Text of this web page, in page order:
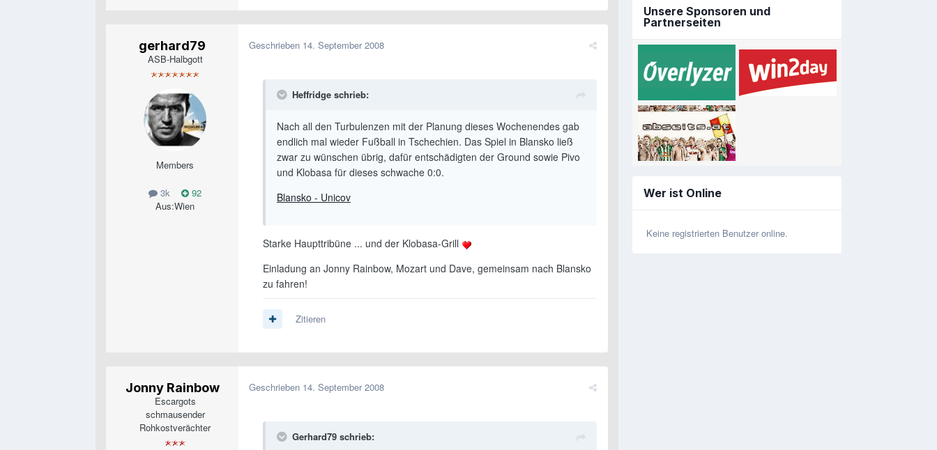
gerhard79
ASB-Halbgott
Members
3k
92
Aus:Wien
Geschrieben 14. September 2008
Heffridge schrieb:
Nach all den Turbulenzen mit der Planung dieses Wochenendes gab
endlich mal wieder Fußball in Tschechien. Das Spiel in Blansko ließ
zwar zu wünschen übrig, dafür entschädigten der Ground sowie Pivo
und Klobasa für dieses schwache 0:0.
Blansko - Unicov
Starke Haupttribüne ... und der Klobasa-Grill
Einladung an Jonny Rainbow, Mozart und Dave, gemeinsam nach Blansko
zu fahren!
Zitieren
Jonny Rainbow
Escargots
schmausender
Rohkostverächter
Geschrieben 14. September 2008
Gerhard79 schrieb:
Unsere Sponsoren und
Partnerseiten
Wer ist Online
Keine registrierten Benutzer online.